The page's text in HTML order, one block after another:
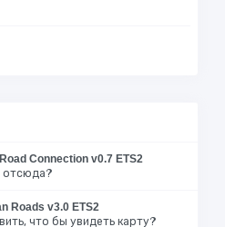
Connection v0.7 ETS2
отсюда?
Roads v3.0 ETS2
что бы увидеть карту?